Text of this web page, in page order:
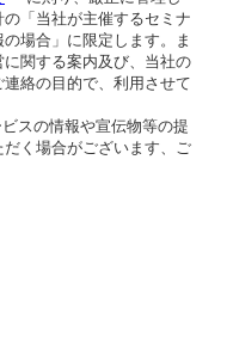
「当社が主催するセミナ
場合」に限定します。ま
関する案内及び、当社の
絡の目的で、利用させて
スの情報や宣伝物等の提
く場合がございます、ご